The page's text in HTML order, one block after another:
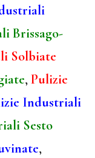
Brissago-
Solbiate
,Pulizie
Industriali
Sesto
,